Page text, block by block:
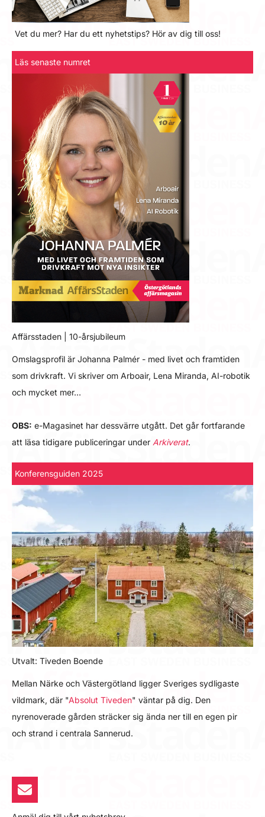
Vet du mer? Har du ett nyhetstips? Hör av dig till oss!
Läs senaste numret
Affärsstaden | 10-årsjubileum
Omslagsprofil är Johanna Palmér - med livet och framtiden
som drivkraft. Vi skriver om Arboair, Lena Miranda, AI-robotik
och mycket mer…
OBS: e-Magasinet har dessvärre utgått. Det går fortfarande
att läsa tidigare publiceringar under Arkiverat.
Konferensguiden 2025
Utvalt: Tiveden Boende
Mellan Närke och Västergötland ligger Sveriges sydligaste
vildmark, där "Absolut Tiveden" väntar på dig. Den
nyrenoverade gården sträcker sig ända ner till en egen pir
och strand i centrala Sannerud.